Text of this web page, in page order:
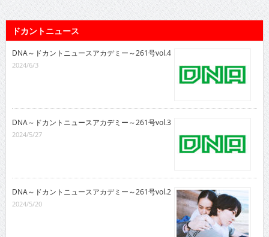
ドカントニュース
DNA～ドカントニュースアカデミー～261号vol.4
2024/6/3
DNA～ドカントニュースアカデミー～261号vol.3
2024/5/27
DNA～ドカントニュースアカデミー～261号vol.2
2024/5/20